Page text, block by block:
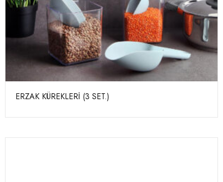
ERZAK KÜREKLERİ (3 SET.)